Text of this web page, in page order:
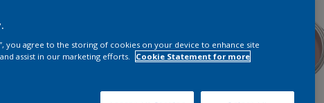
you agree to the storing of cookies on your device to enhance site
assist in our marketing efforts.
Cookie Statement for more